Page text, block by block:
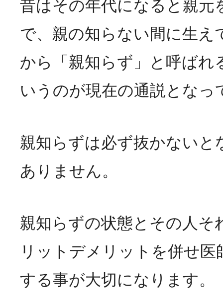
昔はその年代になると親元
で、親の知らない間に生え
から「親知らず」と呼ばれ
いうのが現在の通説となっ
親知らずは必ず抜かないと
ありません。
親知らずの状態とその人そ
リットデメリットを併せ医
する事が大切になります。